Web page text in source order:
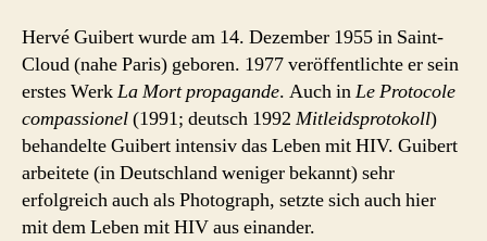
Hervé Guibert wurde am 14. Dezember 1955 in Saint-
Cloud (nahe Paris) geboren. 1977 veröffentlichte er sein
erstes WerkLa Mort propagande. Auch inLe Protocole
compassionel(1991; deutsch 1992 Mitleidsprotokoll)
behandelte Guibert intensiv das Leben mit HIV. Guibert
arbeitete (in Deutschland weniger bekannt) sehr
erfolgreich auch als Photograph, setzte sich auch hier
mit dem Leben mit HIV aus einander.